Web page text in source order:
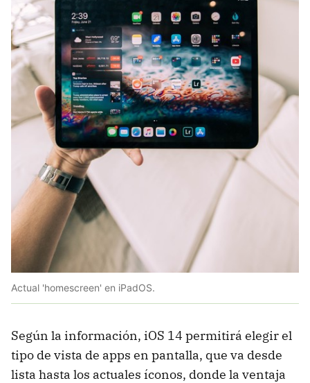
Actual 'homescreen' en iPadOS.
Según la información, iOS 14 permitirá elegir el
tipo de vista de apps en pantalla, que va desde
lista hasta los actuales íconos, donde la ventaja